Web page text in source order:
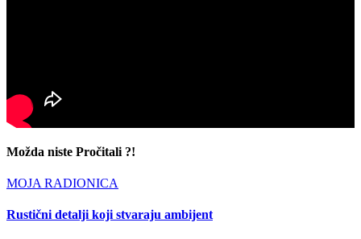
Možda niste Pročitali ?!
MOJA RADIONICA
Rustični detalji koji stvaraju ambijent